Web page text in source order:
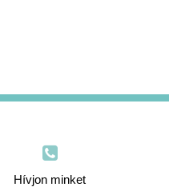
Hívjon minket